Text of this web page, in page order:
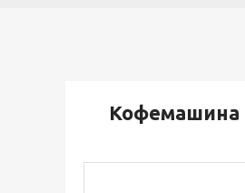
Кофемашина